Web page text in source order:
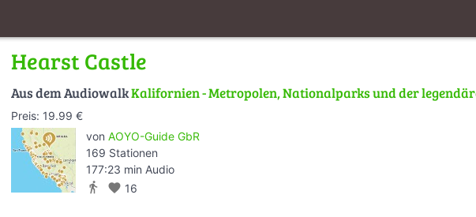
Hearst Castle
Aus dem AudiowalkKalifornien - Metropolen, Nationalparks und der
Preis: 19.99 €
von AOYO-Guide GbR
169 Stationen
177:23 min Audio
directions_walk favorite 16